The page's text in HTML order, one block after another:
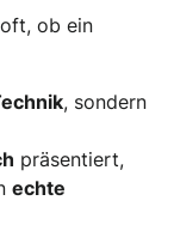
ob ein
, sondern
präsentiert,
echte